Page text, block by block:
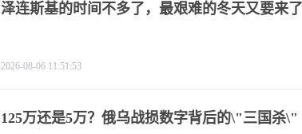
泽连斯基的时间不多了，最艰难的冬天又要来了
2026-08-06 11:51:53
125万还是5万？俄乌战损数字背后的\"三国杀\"